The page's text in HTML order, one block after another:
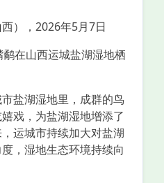
），2026年5月7日
在山西运城盐湖湿地栖
盐湖湿地里，成群的鸟
戏，为盐湖湿地增添了
运城市持续加大对盐湖
，湿地生态环境持续向